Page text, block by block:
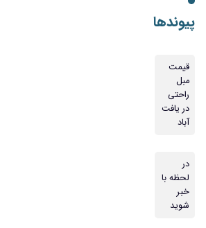
پیوندها
قیمت
مبل
راحتی
در یافت
آباد
در
لحظه با
خبر
شوید